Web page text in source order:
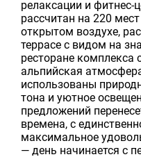
релаксации и фитнес-
рассчитан на 220
открытом воздухе,
террасе с видом на
ресторане комплекса
альпийская
использованы
тона и уютное
предложений
времена, с
максимальное
— день начинается с